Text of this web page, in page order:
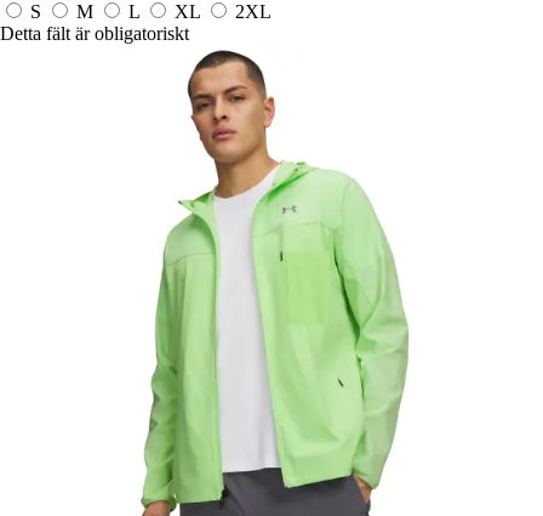
S
M L XL
2XL
Detta fält är obligatoriskt